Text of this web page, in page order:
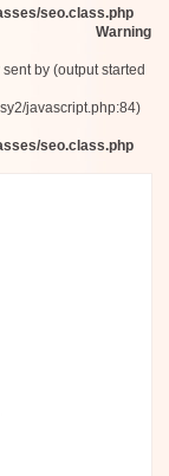
seo.class.php
Warning
by (output started
javascript.php:84)
seo.class.php